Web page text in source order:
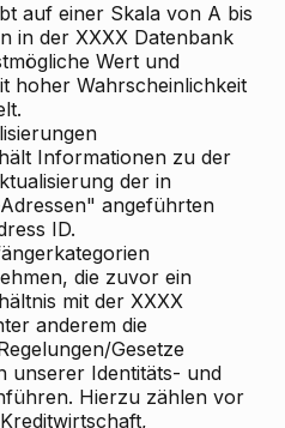
auf einer Skala von A bis
in der XXXX Datenbank
Wert und
hoher Wahrscheinlichkeit
Informationen zu der
der in
angeführten
ID.
die zuvor ein
mit der XXXX
anderem die
Gesetze
unserer Identitäts- und
Hierzu zählen vor